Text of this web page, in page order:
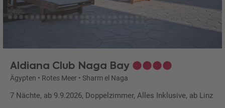
Aldiana Club Naga Bay
Ägypten • Rotes Meer • Sharm el Naga
7 Nächte, ab 9.9.2026, Doppelzimmer, Alles Inklusive, ab Linz